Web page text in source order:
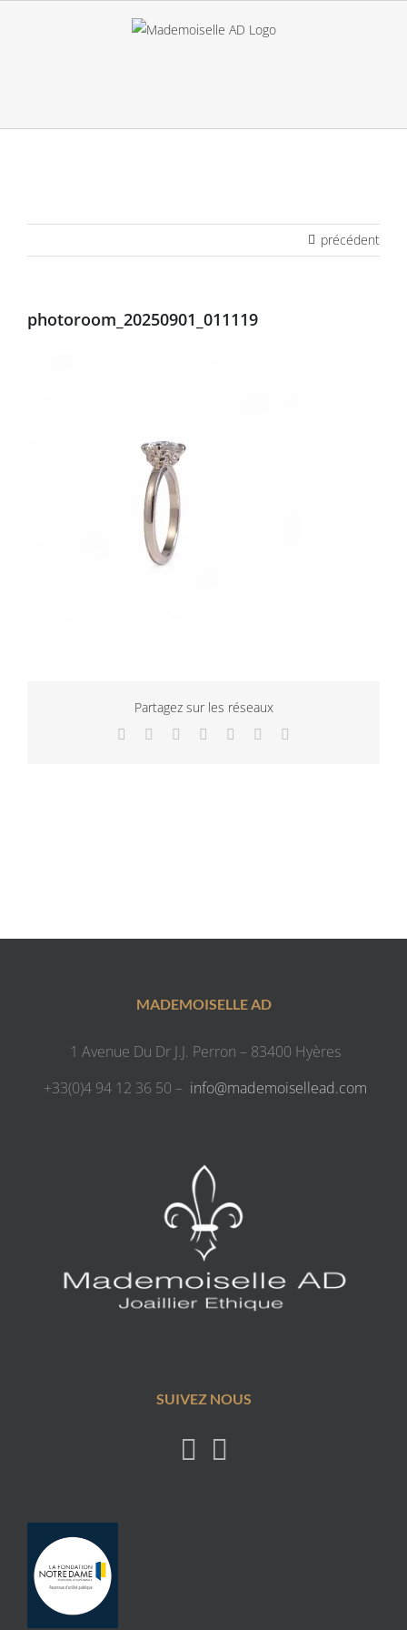
précédent
photoroom_20250901_011119
Partagez sur les réseaux
Facebook
TwitterLinkedInWhatsApp
TumblrPinterest
MADEMOISELLE AD
1 Avenue Du Dr J.J. Perron – 83400 Hyères
+33(0)4 94 12 36 50 – info@mademoisellead.com
SUIVEZ NOUS